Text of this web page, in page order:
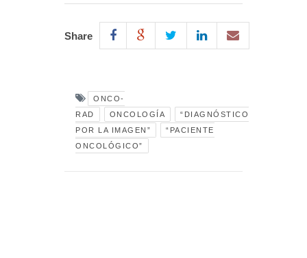
Share
ONCO-
RAD
ONCOLOGÍA
“DIAGNÓSTICO
POR LA IMAGEN”
“PACIENTE
ONCOLÓGICO”